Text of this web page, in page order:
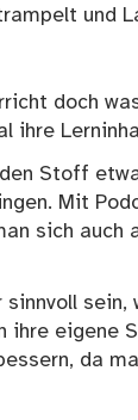
und
doch
ihre
Stoff
Mit
sich auch
sinnvoll
ihre eigene
da